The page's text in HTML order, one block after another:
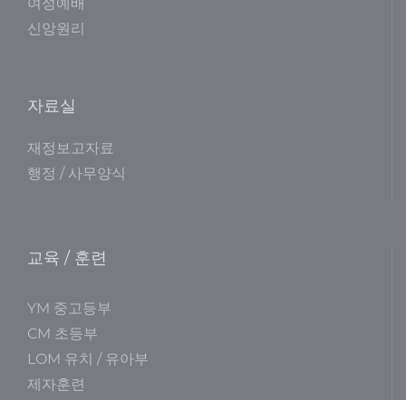
여성예배
신앙원리
자료실
재정보고자료
행정 / 사무양식
교육 / 훈련
YM 중고등부
CM 초등부
LOM 유치 / 유아부
제자훈련